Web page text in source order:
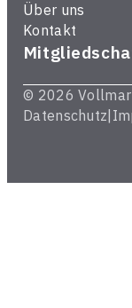
Über uns
Kontakt
© 2026 Vollmar
Datenschutz